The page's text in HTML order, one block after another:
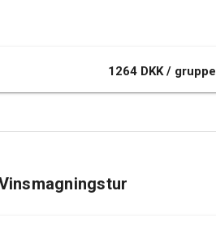
1264 DKK / gruppe